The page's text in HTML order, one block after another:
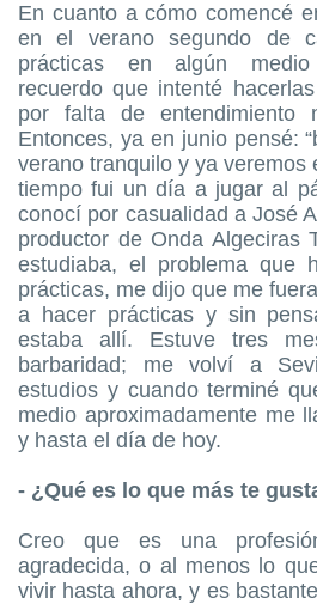
En cuanto a cómo comencé
en el verano segundo de
prácticas en algún medio
recuerdo que intenté
por falta de entendimiento
Entonces, ya en junio pensé:
verano tranquilo y ya veremos
tiempo fui un día a jugar al
conocí por casualidad a José
productor de Onda Algeciras
estudiaba, el problema que
prácticas, me dijo que me
a hacer prácticas y sin
estaba allí. Estuve tres
barbaridad; me volví a
estudios y cuando terminé
medio aproximadamente me
y hasta el día de hoy.
- ¿Qué es lo que más te
Creo que es una
agradecida, o al menos lo
vivir hasta ahora, y es